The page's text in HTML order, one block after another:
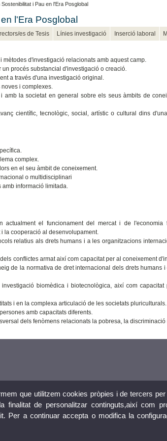
i Pau en l'Era Posglobal
l'Era Posglobal
es de Tesis Línies investigació Inserció laboral
d'investigació relacionats amb aquest camp.
procés substancial d'investigació o creació.
a través d'una investigació original.
i complexes.
la societat en general sobre els seus àmbits de
científic, tecnològic, social, artístic o cultural dins
complex.
en el seu àmbit de coneixement.
o multidisciplinari
amb informació limitada.
el funcionament del mercat i de l'economia
la cooperació al desenvolupament.
relatius als drets humans i a les organitzacions
conflictes armat així com capacitat per al coneixement
de la normativa de dret internacional dels drets humans
biomèdica i biotecnològica, així com
i en la complexa articulació de les societats pluriculturals.
amb capacitats diferents.
dels fenòmens relacionats la pobresa, la
que utilitzem cookies pròpies i de tercers
de personalitzar continguts,així com
Per a continuar accepta o modifica la